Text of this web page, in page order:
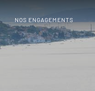
NOS ENGAGEMENTS